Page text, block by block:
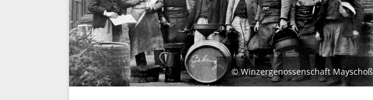
© Winzergenossenschaft Mayschoß